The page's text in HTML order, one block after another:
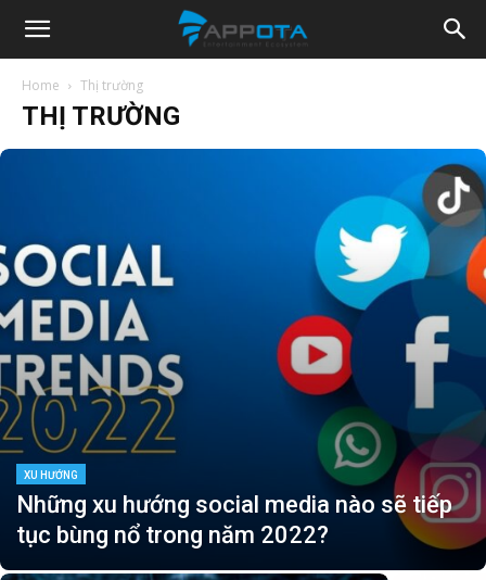
Appota
News
Home Thị trường
THỊ TRƯỜNG
XU HƯỚNG
Những xu hướng social media nào sẽ tiếp
tục bùng nổ trong năm 2022?